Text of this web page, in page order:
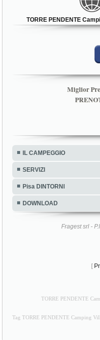
TORRE PENDENTE
Miglior
IL CAMPEGGIO
SERVIZI
Pisa DINTORNI
DOWNLOAD
Fragest srl -
[
TORRE PENDENTE
Tag TORRE PENDENTE Camping